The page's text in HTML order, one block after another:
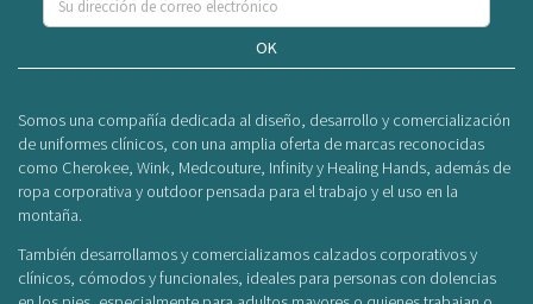
OK
Somos una compañía dedicada al diseño, desarrollo y comercialización
de uniformes clínicos, con una amplia oferta de marcas reconocidas
como Cherokee, Wink, Medcouture, Infinity y Healing Hands, además de
ropa corporativa y outdoor pensada para el trabajo y el uso en la
montaña.
También desarrollamos y comercializamos calzados corporativos y
clínicos, cómodos y funcionales, ideales para personas con dolencias